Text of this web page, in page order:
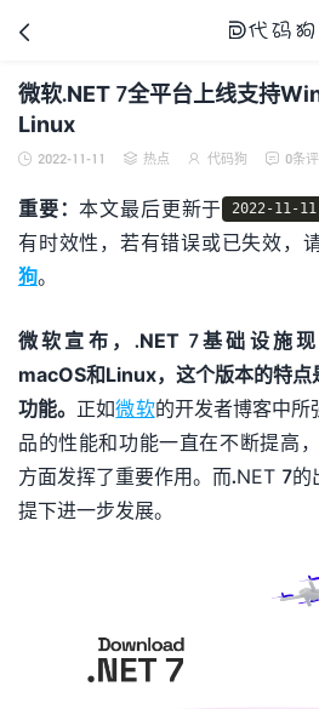

代码狗

微软.NET 7全平台上线支持
Linux
 2022-11-11  热点  代码狗  0条
重要：本文最后更新于 2022-11-
有时效性，若有错误或已失效，
狗。
微软宣布，.NET 7基础设施
macOS和Linux，这个版本的特点
功能。 正如微软的开发者博客中所
品的性能和功能一直在不断提高
方面发挥了重要作用。而.NET 7
提下进一步发展。